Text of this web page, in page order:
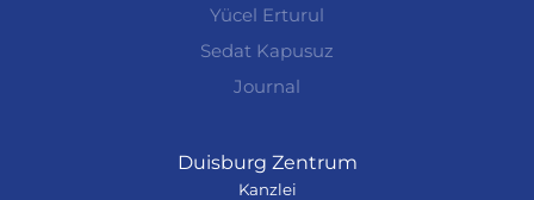
Yücel Erturul
Sedat Kapusuz
Journal
Duisburg Zentrum
Kanzlei